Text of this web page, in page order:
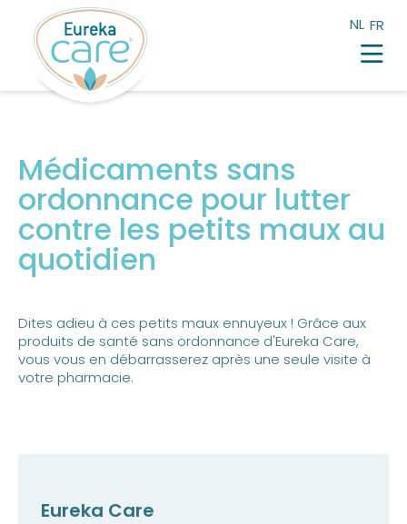
NL FR
Les maux du quotidien
Points de distribution
Blog
Témoignages
Eureka Pharma
Médicaments sans
ordonnance pour lutter
contre les petits maux au
quotidien
Dites adieu à ces petits maux ennuyeux ! Grâce aux
produits de santé sans ordonnance d'Eureka Care,
vous vous en débarrasserez après une seule visite à
votre pharmacie.
Eureka Care